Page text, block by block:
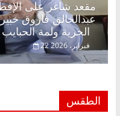
مقعد شاغر على
عبدالخالق فاروق
22 فبراير، 2026
الطقس